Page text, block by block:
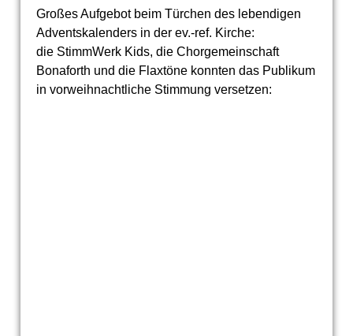
Großes Aufgebot beim Türchen des lebendigen
Adventskalenders in der ev.-ref. Kirche:
die StimmWerk Kids, die Chorgemeinschaft
Bonaforth und die Flaxtöne konnten das Publikum
in vorweihnachtliche Stimmung versetzen: